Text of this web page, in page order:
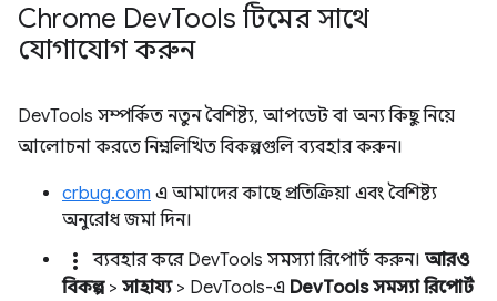
Chrome DevTools টিমের সাথে
যোগাযোগ করুন
DevTools সম্পর্কিত নতুন বৈশিষ্ট্য, আপডেট বা অন্য কিছু নিয়ে
আলোচনা করতে নিম্নলিখিত বিকল্পগুলি ব্যবহার করুন।
crbug.com এ আমাদের কাছে প্রতিক্রিয়া এবং বৈশিষ্ট্য
অনুরোধ জমা দিন।
more_vert ব্যবহার করে DevTools সমস্যা রিপোর্ট করুন। আরও
বিকল্প> সাহায্য> DevTools-এ DevTools সমস্যা রিপোর্ট